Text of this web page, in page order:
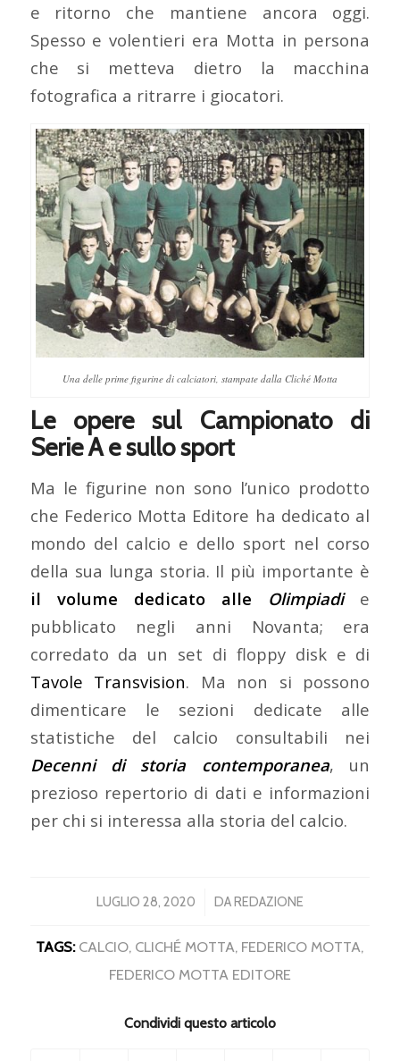
e ritorno che mantiene ancora oggi.
Spesso e volentieri era Motta in persona
che si metteva dietro la macchina
fotografica a ritrarre i giocatori.
Una delle prime figurine di calciatori, stampate dalla Cliché Motta
Le opere sul Campionato di
Serie A e sullo sport
Ma le figurine non sono l’unico prodotto
che Federico Motta Editore ha dedicato al
mondo del calcio e dello sport nel corso
della sua lunga storia. Il più importante è
il volume dedicato alle Olimpiadie
pubblicato negli anni Novanta; era
corredato da un set di floppy disk e di
Tavole Transvision. Ma non si possono
dimenticare le sezioni dedicate alle
statistiche del calcio consultabili nei
Decenni di storia contemporanea, un
prezioso repertorio di dati e informazioni
per chi si interessa alla storia del calcio.
LUGLIO 28, 2020
/ DAREDAZIONE
TAGS: CALCIO, CLICHÉ MOTTA, FEDERICO MOTTA,
FEDERICO MOTTA EDITORE
Condividi questo articolo